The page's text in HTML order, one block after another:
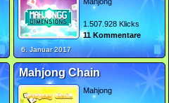
1.507.928 Klicks
11 Kommentare
6. Januar 2017
Mahjong Chain
Mahjong